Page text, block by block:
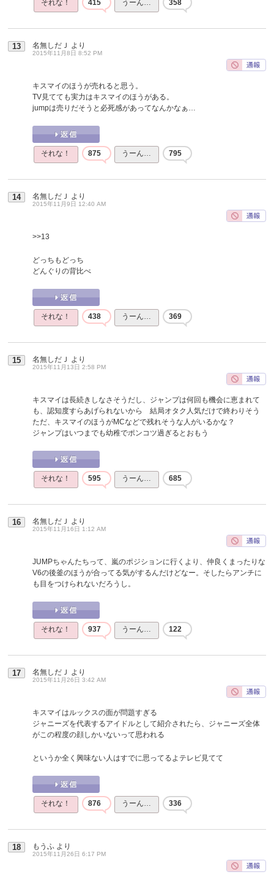
それな！ 415 うーん… 358
13 名無しだＪ より
2015年11月8日 8:52 PM
キスマイのほうが売れると思う。
TV見てても実力はキスマイのほうがある。
jumpは売りだそうと必死感があってなんかなぁ…
それな！ 875 うーん… 795
14 名無しだＪ より
2015年11月9日 12:40 AM
>>13
どっちもどっち
どんぐりの背比べ
それな！ 438 うーん… 369
15 名無しだＪ より
2015年11月13日 2:58 PM
キスマイは長続きしなさそうだし、ジャンプは何回も機会に恵まれて
も、認知度すらあげられないから 結局オタク人気だけで終わりそう
ただ、キスマイのほうがMCなどで残れそうな人がいるかな？
ジャンプはいつまでも幼稚でポンコツ過ぎるとおもう
それな！ 595 うーん… 685
16 名無しだＪ より
2015年11月16日 1:12 AM
JUMPちゃんたちって、嵐のポジションに行くより、仲良くまったりな
V6の後釜のほうが合ってる気がするんだけどなー。そしたらアンチに
も目をつけられないだろうし。
それな！ 937 うーん… 122
17 名無しだＪ より
2015年11月26日 3:42 AM
キスマイはルックスの面が問題すぎる
ジャニーズを代表するアイドルとして紹介されたら、ジャニーズ全体
がこの程度の顔しかいないって思われる
というか全く興味ない人はすでに思ってるよテレビ見てて
それな！ 876 うーん… 336
18 もうふ より
2015年11月26日 6:17 PM